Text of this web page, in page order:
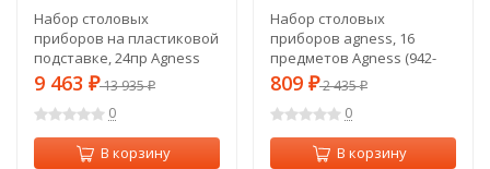
Набор столовых
приборов на пластиковой
подставке, 24пр Agness
(933-204)
9 463 ₽13 935₽
0
В корзину
Набор столовых
приборов agness, 16
предметов Agness (942-
134)
809 ₽2 435₽
0
В корзину